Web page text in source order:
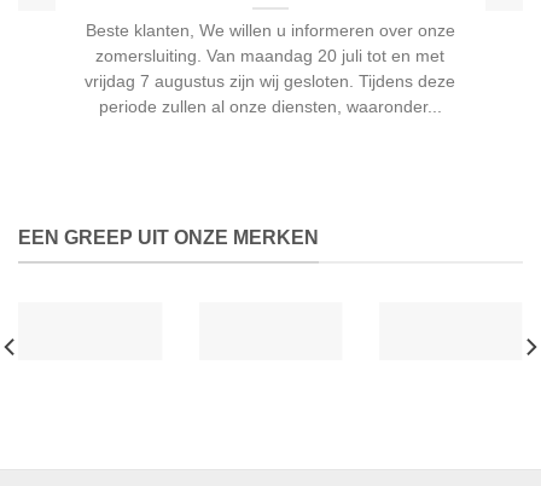
Beste klanten, We willen u informeren over onze
zomersluiting. Van maandag 20 juli tot en met
vrijdag 7 augustus zijn wij gesloten. Tijdens deze
periode zullen al onze diensten, waaronder...
EEN GREEP UIT ONZE MERKEN